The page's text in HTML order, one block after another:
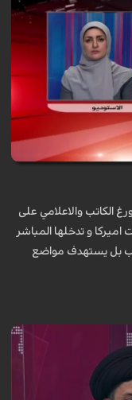
الكاتب والاعلامي على
و تدخلها المباشر
بل يستهدف مواضع